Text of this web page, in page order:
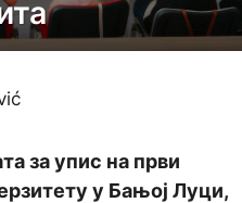
за упис на први
у Бањој Луци,